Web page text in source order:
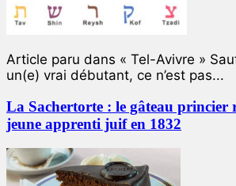
Article paru dans « Tel-Avivre »
un(e) vrai débutant, ce n’est pas...
La Sachertorte : le gâteau princier
jeune apprenti juif en 1832